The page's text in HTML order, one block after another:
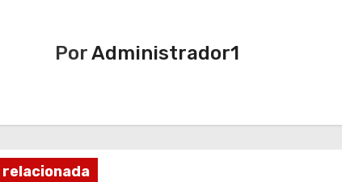
PorAdministrador1